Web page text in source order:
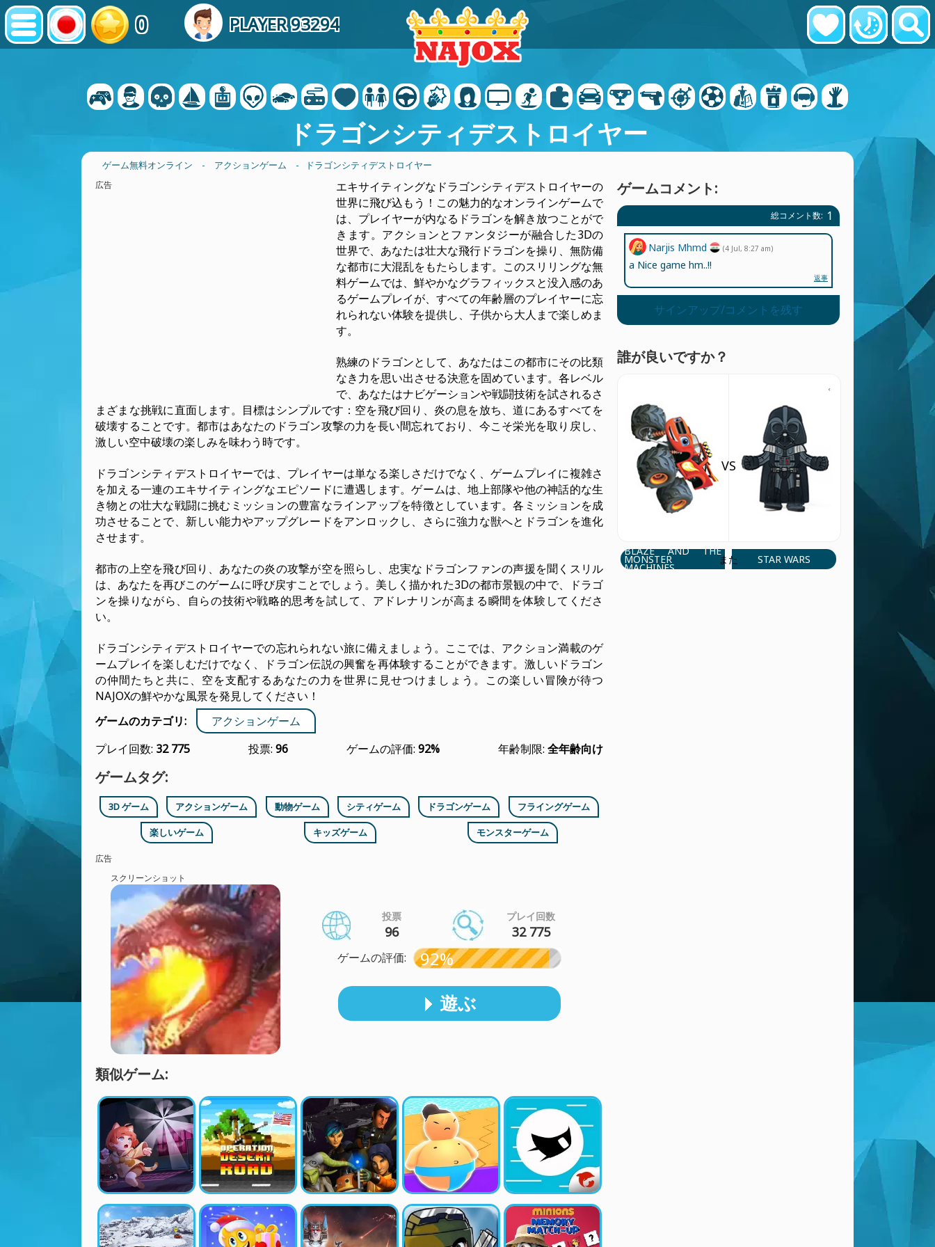
0 PLAYER 93294
ドラゴンシティデストロイヤー
ゲーム無料オンライン - アクションゲーム - ドラゴンシティデストロイヤー
広告
エキサイティングなドラゴンシティデストロイヤーの
世界に飛び込もう！この魅力的なオンラインゲームで
は、プレイヤーが内なるドラゴンを解き放つことがで
きます。アクションとファンタジーが融合した3Dの
世界で、あなたは壮大な飛行ドラゴンを操り、無防備
な都市に大混乱をもたらします。このスリリングな無
料ゲームでは、鮮やかなグラフィックスと没入感のあ
るゲームプレイが、すべての年齢層のプレイヤーに忘
れられない体験を提供し、子供から大人まで楽しめま
す。
熟練のドラゴンとして、あなたはこの都市にその比類
なき力を思い出させる決意を固めています。各レベル
で、あなたはナビゲーションや戦闘技術を試されるさ
まざまな挑戦に直面します。目標はシンプルです：空を飛び回り、炎の息を放ち、道にあるすべてを
破壊することです。都市はあなたのドラゴン攻撃の力を長い間忘れており、今こそ栄光を取り戻し、
激しい空中破壊の楽しみを味わう時です。
ドラゴンシティデストロイヤーでは、プレイヤーは単なる楽しさだけでなく、ゲームプレイに複雑さ
を加える一連のエキサイティングなエピソードに遭遇します。ゲームは、地上部隊や他の神話的な生
き物との壮大な戦闘に挑むミッションの豊富なラインアップを特徴としています。各ミッションを成
功させることで、新しい能力やアップグレードをアンロックし、さらに強力な獣へとドラゴンを進化
させます。
都市の上空を飛び回り、あなたの炎の攻撃が空を照らし、忠実なドラゴンファンの声援を聞くスリル
は、あなたを再びこのゲームに呼び戻すことでしょう。美しく描かれた3Dの都市景観の中で、ドラゴ
ンを操りながら、自らの技術や戦略的思考を試して、アドレナリンが高まる瞬間を体験してくださ
い。
ドラゴンシティデストロイヤーでの忘れられない旅に備えましょう。ここでは、アクション満載のゲ
ームプレイを楽しむだけでなく、ドラゴン伝説の興奮を再体験することができます。激しいドラゴン
の仲間たちと共に、空を支配するあなたの力を世界に見せつけましょう。この楽しい冒険が待つ
NAJOXの鮮やかな風景を発見してください！
ゲームのカテゴリ:
アクションゲーム
プレイ回数: 32 775 投票: 96 ゲームの評価: 92% 年齢制限: 全年齢向け
ゲームタグ:
3D ゲーム アクションゲーム 動物ゲーム シティゲーム ドラゴンゲーム フライングゲーム
楽しいゲーム キッズゲーム モンスターゲーム
広告
スクリーンショット
投票
96
プレイ回数
32 775
ゲームの評価: 92%
遊ぶ
類似ゲーム:
ゲームコメント:
総コメント数: 1
Narjis Mhmd (4 Jul, 8:27 am)
a Nice game hm..!!
返事
サインアップ/コメントを残す
誰が良いですか？
BLAZE AND THE
MONSTER
MACHINES
VS
また STAR WARS